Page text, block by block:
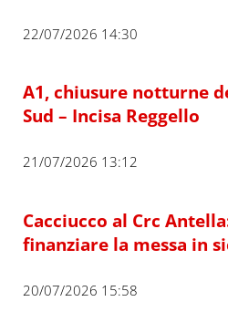
22/07/2026 14:30
A1, chiusure notturne
Sud – Incisa Reggello
21/07/2026 13:12
Cacciucco al Crc
finanziare la messa in
20/07/2026 15:58